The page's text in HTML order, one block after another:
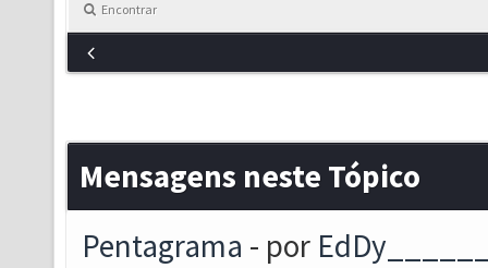
Encontrar
Mensagens neste Tópico
Pentagrama - por